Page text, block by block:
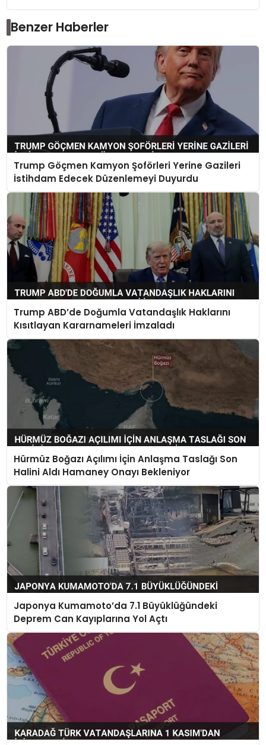
Benzer Haberler
Trump Göçmen Kamyon Şoförleri Yerine Gazileri
İstihdam Edecek Düzenlemeyi Duyurdu
Trump ABD’de Doğumla Vatandaşlık Haklarını
Kısıtlayan Kararnameleri İmzaladı
Hürmüz Boğazı Açılımı İçin Anlaşma Taslağı Son
Halini Aldı Hamaney Onayı Bekleniyor
Japonya Kumamoto’da 7.1 Büyüklüğündeki
Deprem Can Kayıplarına Yol Açtı